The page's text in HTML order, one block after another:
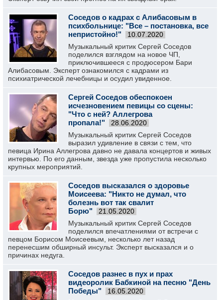
Соседов о кадрах с Алибасовым в
психбольнице: "Все – постановка, все
непристойно!"
10.07.2020
Музыкальный критик Сергей Соседов
поделился взглядом на новое ЧП,
приключившееся с продюсером Бари
Алибасовым. Эксперт ознакомился с кадрами из
психиатрической лечебницы и осудил увиденное.
Сергей Соседов обеспокоен
исчезновением певицы со сцены:
"Что с ней? Аллегрова
пропала!"
28.06.2020
Музыкальный критик Сергей Соседов
выразил удивление в связи с тем, что
певица Ирина Аллегрова давно не давала концертов и живых
интервью. По его данным, звезда уже пропустила несколько
крупных мероприятий.
Соседов высказался о здоровье
Моисеева: "Никто не думал, что
болезнь вот так свалит
Борю"
21.05.2020
Музыкальный критик Сергей Соседов
поделился впечатлениями от встречи с
певцом Борисом Моисеевым, несколько лет назад
перенесшим обширный инсульт. Эксперт высказался и о
причинах недуга.
Соседов разнес в пух и прах
видеоролик Бабкиной на песню "День
Победы"
16.05.2020